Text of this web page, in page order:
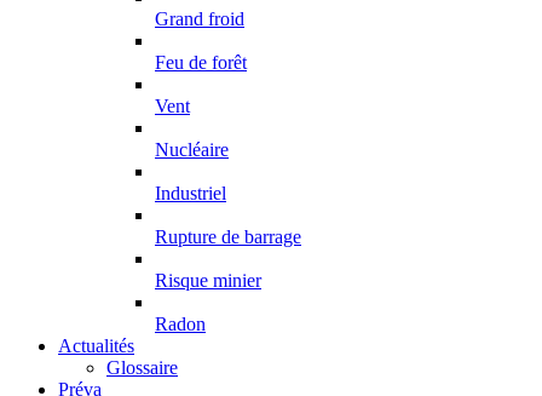
Grand froid
Feu de forêt
Vent
Nucléaire
Industriel
Rupture de barrage
Risque minier
Radon
Actualités
Glossaire
Préva